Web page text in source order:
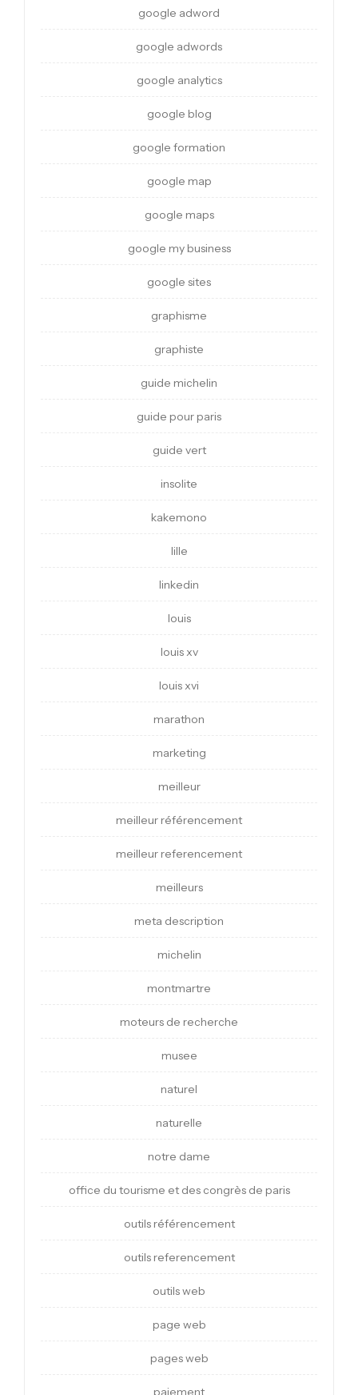
google adword
google adwords
google analytics
google blog
google formation
google map
google maps
google my business
google sites
graphisme
graphiste
guide michelin
guide pour paris
guide vert
insolite
kakemono
lille
linkedin
louis
louis xv
louis xvi
marathon
marketing
meilleur
meilleur référencement
meilleur referencement
meilleurs
meta description
michelin
montmartre
moteurs de recherche
musee
naturel
naturelle
notre dame
office du tourisme et des congrès de paris
outils référencement
outils referencement
outils web
page web
pages web
paiement